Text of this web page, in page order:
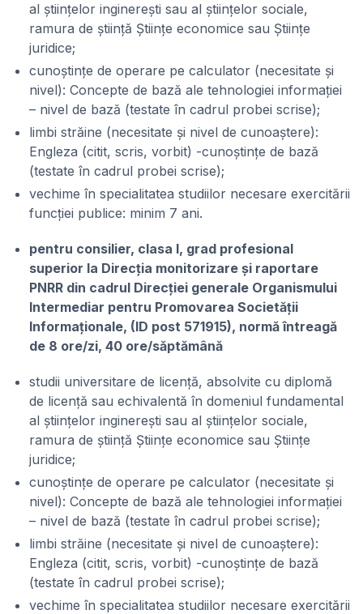
al științelor inginerești sau al științelor sociale,
ramura de știință Științe economice sau Științe
juridice;
cunoștințe de operare pe calculator (necesitate și
nivel): Concepte de bază ale tehnologiei informației
– nivel de bază (testate în cadrul probei scrise);
limbi străine (necesitate și nivel de cunoaștere):
Engleza (citit, scris, vorbit) -cunoștințe de bază
(testate în cadrul probei scrise);
vechime în specialitatea studiilor necesare exercitării
funcției publice: minim 7 ani.
pentru consilier, clasa I, grad profesional
superior la Direcția monitorizare și raportare
PNRR din cadrul Direcției generale Organismului
Intermediar pentru Promovarea Societății
Informaționale, (ID post 571915), normă întreagă
de 8 ore/zi, 40 ore/săptămână
studii universitare de licență, absolvite cu diplomă
de licență sau echivalentă în domeniul fundamental
al științelor inginerești sau al științelor sociale,
ramura de știință Științe economice sau Științe
juridice;
cunoștințe de operare pe calculator (necesitate și
nivel): Concepte de bază ale tehnologiei informației
– nivel de bază (testate în cadrul probei scrise);
limbi străine (necesitate și nivel de cunoaștere):
Engleza (citit, scris, vorbit) -cunoștințe de bază
(testate în cadrul probei scrise);
vechime în specialitatea studiilor necesare exercitării